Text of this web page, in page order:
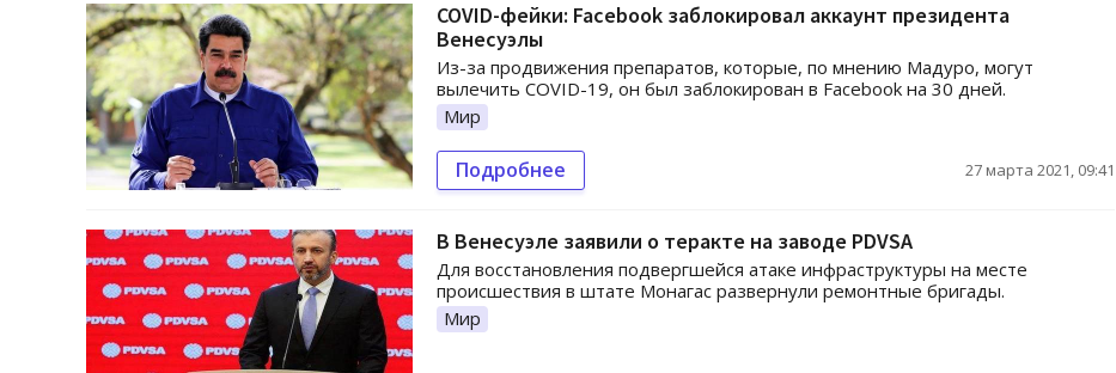
COVID-фейки: Facebook заблокировал аккаунт президента
Венесуэлы
Из-за продвижения препаратов, которые, по мнению Мадуро, могут
вылечить COVID-19, он был заблокирован в Facebook на 30 дней.
Мир
Подробнее 27 марта 2021, 09:41
В Венесуэле заявили о теракте на заводе PDVSA
Для восстановления подвергшейся атаке инфраструктуры на месте
происшествия в штате Монагас развернули ремонтные бригады.
Мир